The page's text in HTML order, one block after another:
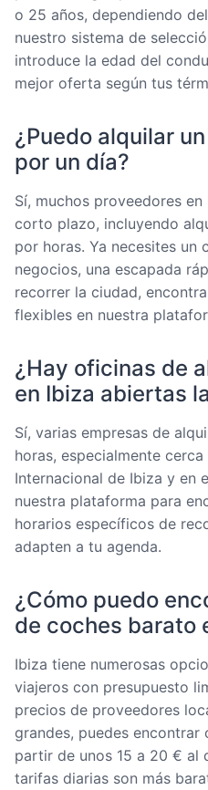
o 25 años, dependiendo
nuestro sistema de
introduce la edad del
mejor oferta según tus
¿Puedo alquilar
por un día?
Sí, muchos proveedores
corto plazo, incluyendo
por horas. Ya necesites un
negocios, una escapada
recorrer la ciudad,
flexibles en nuestra
¿Hay oficinas de
en Ibiza abiertas
Sí, varias empresas de
horas, especialmente
Internacional de Ibiza y en
nuestra plataforma para
horarios específicos de
adapten a tu agenda.
¿Cómo puedo
de coches barato
Ibiza tiene numerosas
viajeros con presupuesto
precios de proveedores
grandes, puedes encontrar
partir de unos 15 a 20 € al
tarifas diarias son más